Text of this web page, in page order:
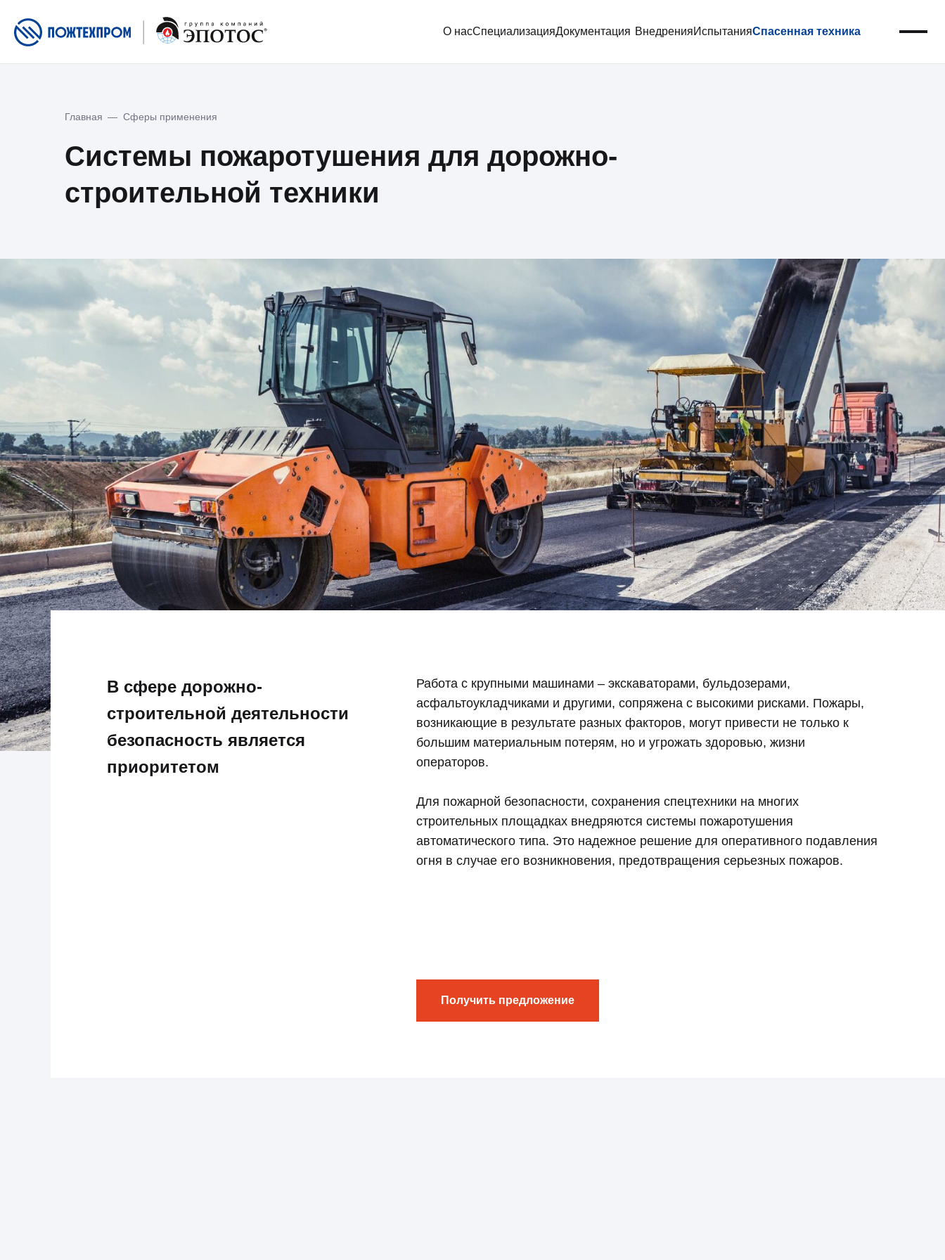
О насСпециализацияДокументация ВнедренияИспытанияСпасенная техника
Главная Сферы применения
—
Системы пожаротушения для дорожно-
строительной техники
В сфере дорожно-
строительной деятельности
безопасность является
приоритетом
Работа с крупными машинами – экскаваторами, бульдозерами,
асфальтоукладчиками и другими, сопряжена с высокими рисками. Пожары,
возникающие в результате разных факторов, могут привести не только к
большим материальным потерям, но и угрожать здоровью, жизни
операторов.
Для пожарной безопасности, сохранения спецтехники на многих
строительных площадках внедряются системы пожаротушения
автоматического типа. Это надежное решение для оперативного подавления
огня в случае его возникновения, предотвращения серьезных пожаров.
Получить предложение
О нас
О заводе
Новости
Специализация
Оборудование
Документация Социальная ответственность
Испытания
Спасенная техника
звонок по России бесплатный
8 800 302 78 16
hello@pozhtehprom.com
Мы в соцсетях
© 2025 ООО «Пожтехпром» Политика в отношении обработки персональных данных
Внедрения
Вакансии Сервисная служба
Сферы применения